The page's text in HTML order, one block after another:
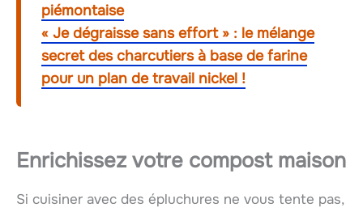
piémontaise
« Je dégraisse sans effort » : le mélange
secret des charcutiers à base de farine
pour un plan de travail nickel !
Enrichissez votre compost maison
Si cuisiner avec des épluchures ne vous tente pas,